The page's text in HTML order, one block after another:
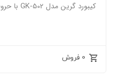
کیبورد گرین مدل GK-502 با حروف فارسی
0 فروش